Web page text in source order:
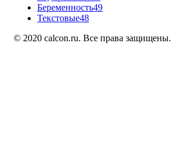
Беременность49
Текстовые48
© 2020 calcon.ru. Все права защищены.